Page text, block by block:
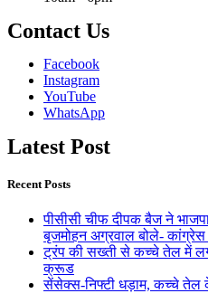
Contact Us
Facebook
Instagram
YouTube
WhatsApp
Latest Post
Recent Posts
पीसीसी चीफ दीपक बैज ने
बृजमोहन अग्रवाल बोले-
ट्रंप की सख्ती से कच्चे तेल में
क्रूड
सेंसेक्स-निफ्टी धड़ाम, कच्चे तेल के